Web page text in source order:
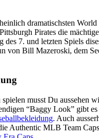
dramatischsten World
Pirates die
des 7. und letzten Spiels
von Bill Mazeroski, dem
musst Du aussehen
“Baggy Look” gibt
. Auch
Authentic MLB Team